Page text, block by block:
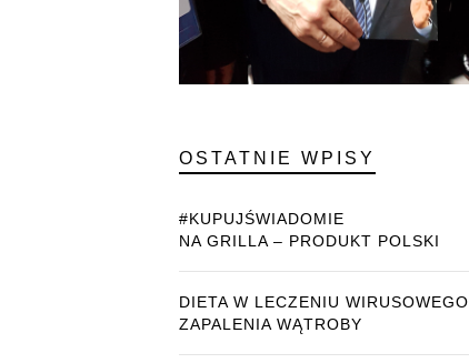
OSTATNIE WPISY
#KUPUJŚWIADOMIE
NA GRILLA – PRODUKT POLSKI
DIETA W LECZENIU WIRUSOWEGO
ZAPALENIA WĄTROBY